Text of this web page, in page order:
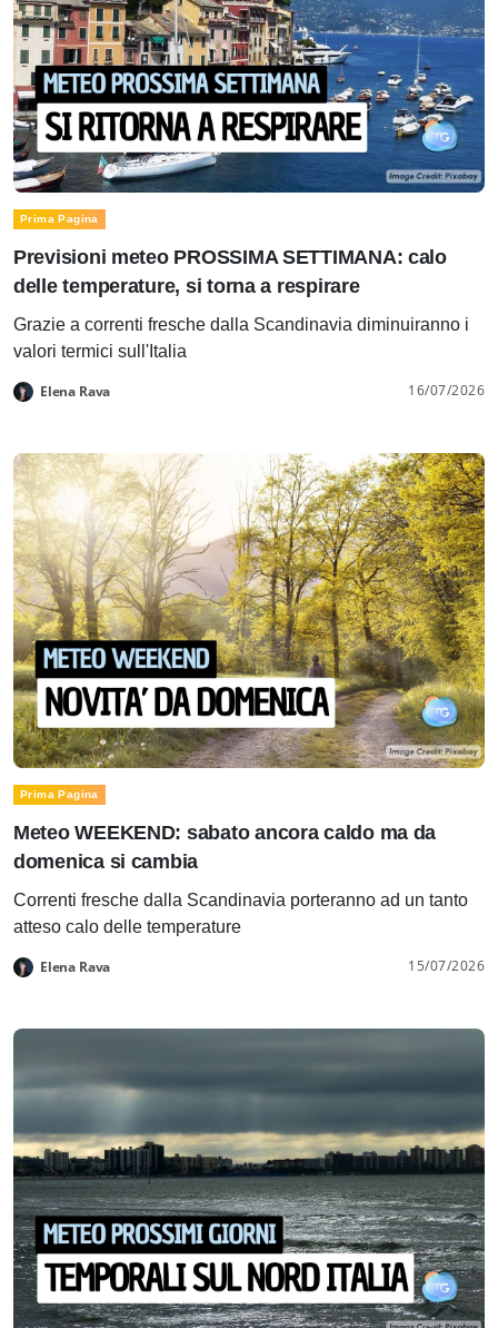
Prima Pagina
Previsioni meteo PROSSIMA SETTIMANA: calo
delle temperature, si torna a respirare
Grazie a correnti fresche dalla Scandinavia diminuiranno i
valori termici sull'Italia
Elena Rava 16/07/2026
Prima Pagina
Meteo WEEKEND: sabato ancora caldo ma da
domenica si cambia
Correnti fresche dalla Scandinavia porteranno ad un tanto
atteso calo delle temperature
Elena Rava 15/07/2026